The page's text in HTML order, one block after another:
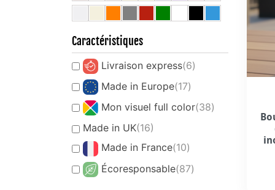
Caractéristiques
Livraison express(6)
Made in Europe(17)
Mon visuel full color(38)
Made in UK(16)
Made in France(10)
Écoresponsable(87)